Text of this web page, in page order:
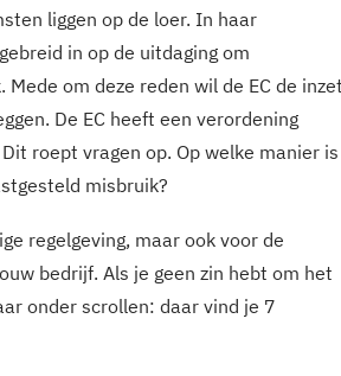
liggen op de loer. In haar
in op de uitdaging om
om deze reden wil de EC de
De EC heeft een verordening
roept vragen op. Op welke manier is
misbruik?
regelgeving, maar ook voor de
bedrijf. Als je geen zin hebt om het
onder scrollen: daar vind je 7